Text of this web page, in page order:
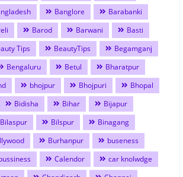
Banglore
Barabanki
Barod Barwani
Basti
Tips BeautyTips
Begamganj
Bengaluru Betul
Bharatpur
bhojpur Bhojpuri
Bhopal
Bidisha Bihar
Bijapur
Bilaspur Bilspur
Binagang
Burhanpur
buseness
Calendor
car knolwdge